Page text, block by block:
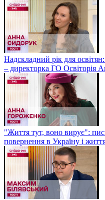
Надскладний рік для
– директорка ГО Освіторія
"Життя тут, воно вирує":
повернення в Україну і